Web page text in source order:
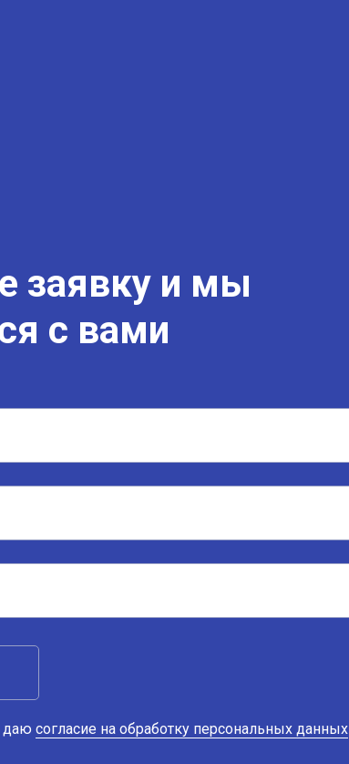
заявку и мы
с вами
даюсогласие на обработку персональных данных